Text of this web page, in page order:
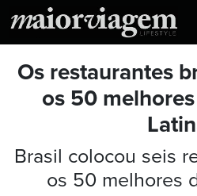
Os restaurantes
os 50
Brasil colocou seis
os 50 melhores